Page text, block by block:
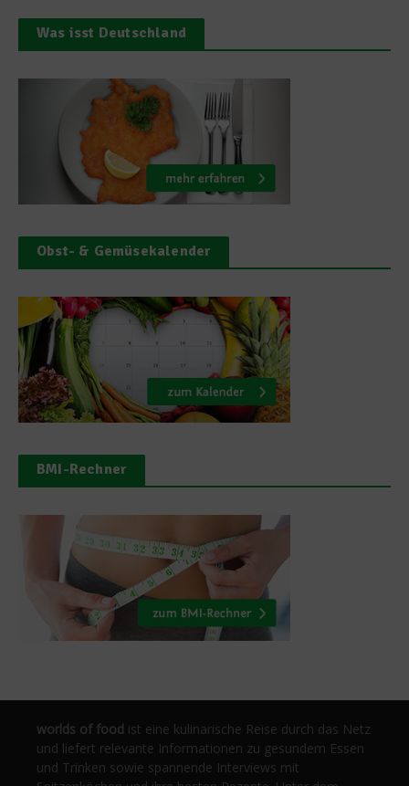
Was isst Deutschland
Obst- & Gemüsekalender
BMI-Rechner
worlds of food ist eine kulinarische Reise durch das Netz
und liefert relevante Informationen zu gesundem Essen
und Trinken sowie spannende Interviews mit